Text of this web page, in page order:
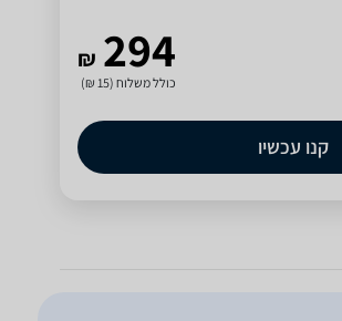
₪ 294
כולל משלוח (15 ₪)
קנו עכשיו